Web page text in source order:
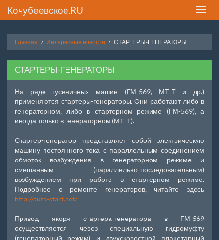
Toggle
Кочубеевское.RU
Главная Интересные новости СТАРТЕРЫ-ГЕНЕРАТОРЫ
СТАРТЕРЫ-ГЕНЕРАТОРЫ
На ряде гусеничных машин (ГМ-569, МТ-Т и др.)
применяются стартеры-генераторы. Они работают либо в
генераторном, либо в стартерном режиме (ГМ-569), а
иногда только в генераторном (МТ-Т).
Стартер-генератор представляет собой электрическую
машину постоянного тока с параллельным соединением
обмоток возбуждения в генераторном режиме и
смешанным (параллельно-последовательным)
возбуждением при работе в стартерном режиме.
Подробнее о ремонте генераторов, читайте здесь
http://auto-start.net/
Привод якоря стартера-генератора в ГМ-569
осуществляется через специальную гидромуфту
(генераторный режим) и двухскоростной планетарный